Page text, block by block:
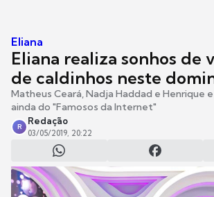
Eliana
Eliana realiza sonhos de
de caldinhos neste
Matheus Ceará, Nadja Haddad e Henrique
ainda do "Famosos da Internet"
R
Redação
03/05/2019, 20:22